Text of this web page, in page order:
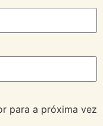
para a próxima vez